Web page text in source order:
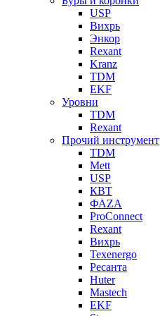
USP
Вихрь
Энкор
Rexant
Kranz
TDM
EKF
Уровни
TDM
Rexant
Прочий инструмент
TDM
Mett
USP
КВТ
ФАZА
ProConnect
Rexant
Вихрь
Texenergo
Ресанта
Huter
Mastech
EKF